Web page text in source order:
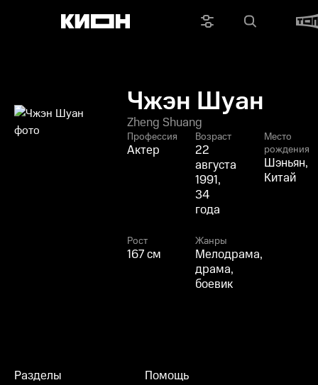
Чжэн Шуан
Zheng Shuang
Профессия
Актер
Возраст
22
августа
1991,
34
года
Место
рождения
Шэньян,
Китай
Рост
167 см
Жанры
Мелодрама,
драма,
боевик
Разделы Помощь